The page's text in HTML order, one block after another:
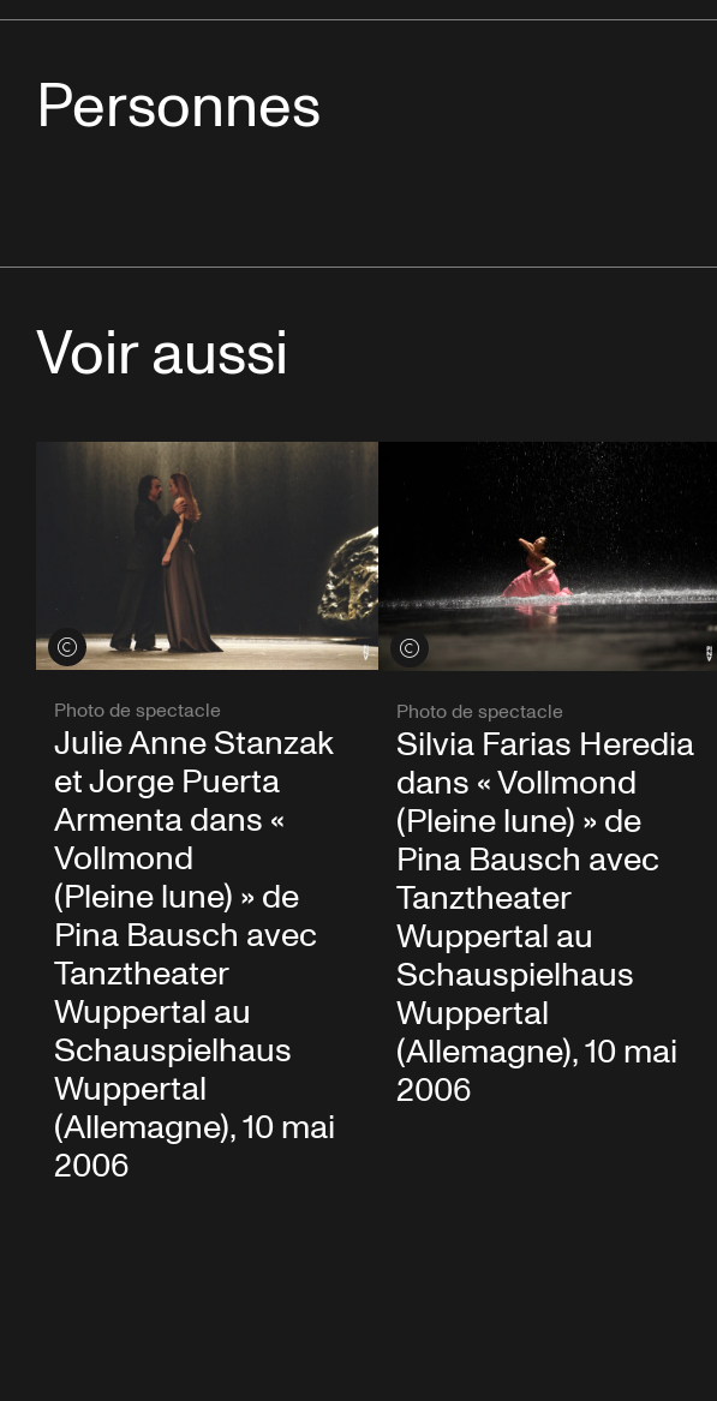
Personnes
Voir aussi
Voir les crédits
Photo de spectacle
Julie Anne Stanzak
et Jorge Puerta
Armenta dans «
Vollmond
(Pleine lune) » de
Pina Bausch avec
Tanztheater
Wuppertal au
Schauspielhaus
Wuppertal
(Allemagne), 10 mai
2006
Voir les crédits
Photo de spectacle
Silvia Farias Heredia
dans « Vollmond
(Pleine lune) » de
Pina Bausch avec
Tanztheater
Wuppertal au
Schauspielhaus
Wuppertal
(Allemagne), 10 mai
2006